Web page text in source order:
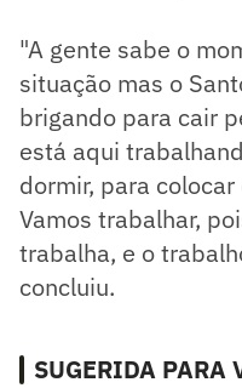
"A gente sabe o
situação mas o
brigando para cair
está aqui
dormir, para
Vamos trabalhar,
trabalha, e o
concluiu.
SUGERIDA PARA